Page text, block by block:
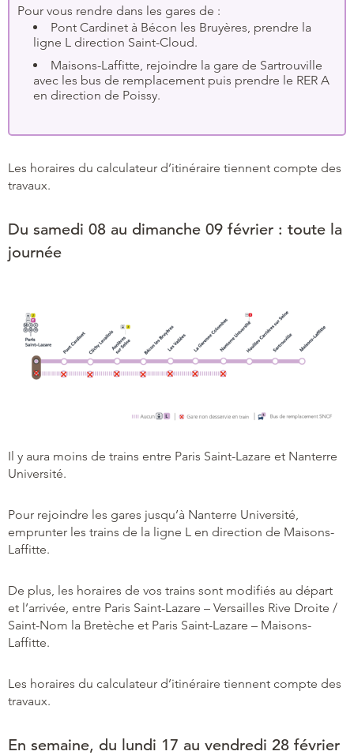
Pour vous rendre dans les gares de :
Pont Cardinet à Bécon les Bruyères, prendre la
ligne L direction Saint-Cloud.
Maisons-Laffitte, rejoindre la gare de Sartrouville
avec les bus de remplacement puis prendre le RER A
en direction de Poissy.
Les horaires du calculateur d’itinéraire tiennent compte des
travaux.
Du samedi 08 au dimanche 09 février : toute la
journée
Il y aura moins de trains entre Paris Saint-Lazare et Nanterre
Université.
Pour rejoindre les gares jusqu’à Nanterre Université,
emprunter les trains de la ligne L en direction de Maisons-
Laffitte.
De plus, les horaires de vos trains sont modifiés au départ
et l’arrivée, entre Paris Saint-Lazare – Versailles Rive Droite /
Saint-Nom la Bretèche et Paris Saint-Lazare – Maisons-
Laffitte.
Les horaires du calculateur d’itinéraire tiennent compte des
travaux.
En semaine, du lundi 17 au vendredi 28 février